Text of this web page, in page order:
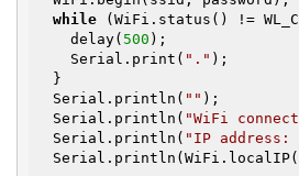
while (WiFi.status() !=
    delay(
500 );
    Serial.print(
"." );
  Serial.println(
"" );
  Serial.println(
"WiFi
  Serial.println(
"IP address: